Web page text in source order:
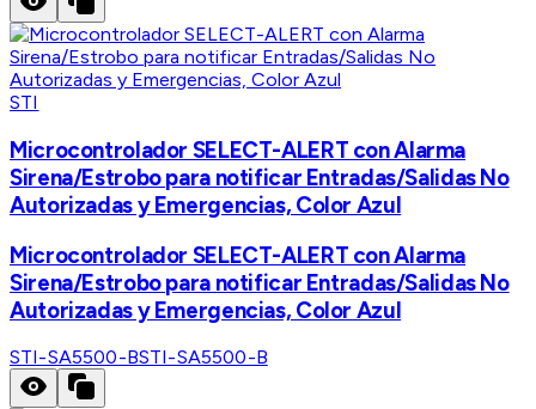
STI
Microcontrolador SELECT-ALERT con Alarma
Sirena/Estrobo para notificar Entradas/Salidas No
Autorizadas y Emergencias, Color Azul
Microcontrolador SELECT-ALERT con Alarma
Sirena/Estrobo para notificar Entradas/Salidas No
Autorizadas y Emergencias, Color Azul
STI-SA5500-BSTI-SA5500-B